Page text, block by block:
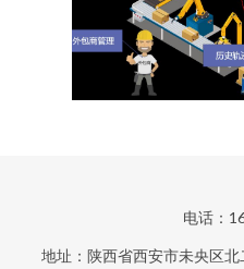
电话：
地址：陕西省西安市未央区